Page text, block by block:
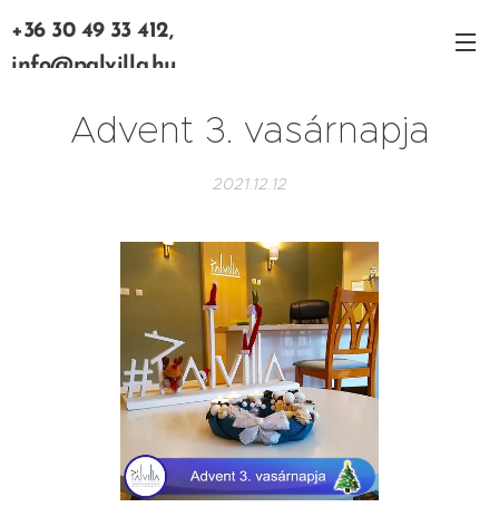
+36 30 49 33 412,
info@palvilla.hu
Advent 3. vasárnapja
2021.12.12